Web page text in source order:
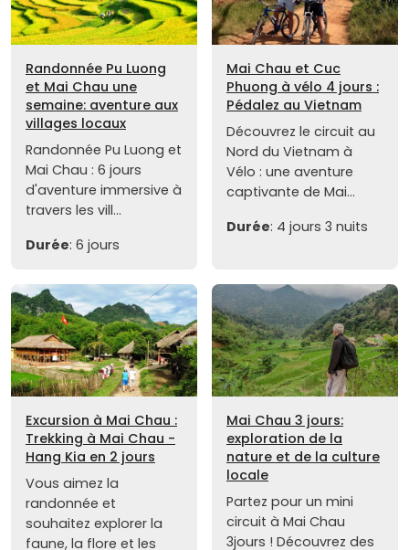
Randonnée Pu Luong
et Mai Chau une
semaine: aventure aux
villages locaux
Randonnée Pu Luong et
Mai Chau : 6 jours
d'aventure immersive à
travers les vill...
Durée: 6 jours
Mai Chau et Cuc
Phuong à vélo 4 jours :
Pédalez au Vietnam
Découvrez le circuit au
Nord du Vietnam à
Vélo : une aventure
captivante de Mai...
Durée: 4 jours 3 nuits
Excursion à Mai Chau :
Trekking à Mai Chau -
Hang Kia en 2 jours
Vous aimez la
randonnée et
souhaitez explorer la
faune, la flore et les
Mai Chau 3 jours:
exploration de la
nature et de la culture
locale
Partez pour un mini
circuit à Mai Chau
3jours ! Découvrez des